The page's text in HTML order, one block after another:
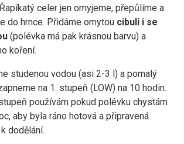
celer jen omyjeme, přepůlíme a
do hrnce. Přidáme omytou cibuli i se
(polévka má pak krásnou barvu) a
koření.
studenou vodou (asi 2-3 l) a pomalý
na 1. stupeň (LOW) na 10 hodin.
používám pokud polévku chystám
aby byla ráno hotová a připravená
dodělání.